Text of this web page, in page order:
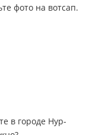
фото на вотсап.
в городе Нур-